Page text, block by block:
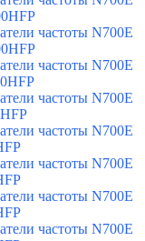
частоты N700E
частоты N700E
частоты N700E
частоты N700E
частоты N700E
частоты N700E
частоты N700E